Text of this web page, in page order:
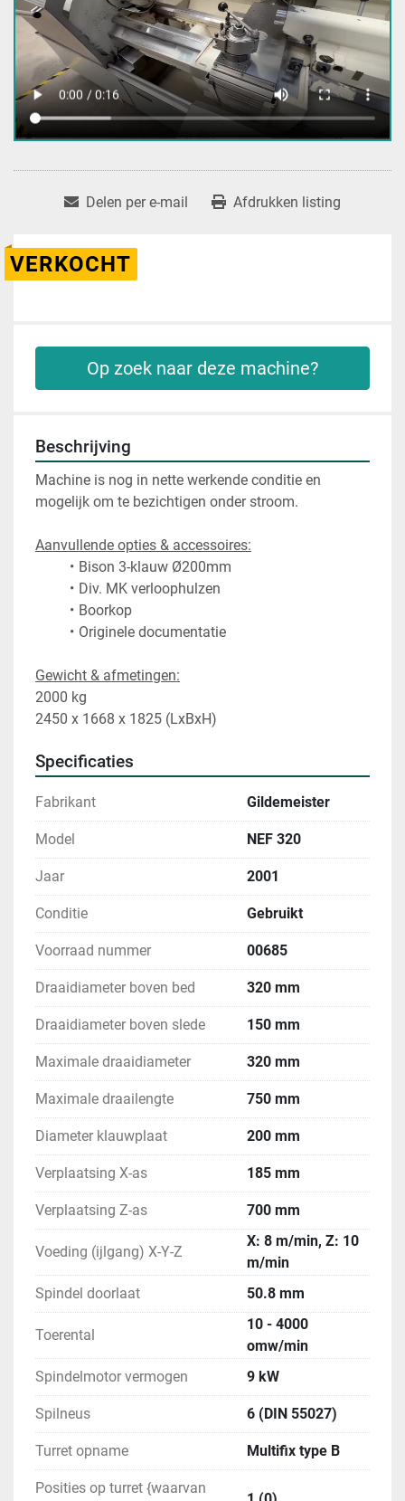
Delen per e-mail Afdrukken listing
VERKOCHT
Op zoek naar deze machine?
Beschrijving
Machine is nog in nette werkende conditie en
mogelijk om te bezichtigen onder stroom.
Aanvullende opties & accessoires:
Bison 3-klauw Ø200mm
Div. MK verloophulzen
Boorkop
Originele documentatie
Gewicht & afmetingen:
2000 kg
2450 x 1668 x 1825 (LxBxH)
Specificaties
Fabrikant Gildemeister
Model NEF 320
Jaar 2001
Conditie Gebruikt
Voorraad nummer 00685
Draaidiameter boven bed 320 mm
Draaidiameter boven slede 150 mm
Maximale draaidiameter 320 mm
Maximale draailengte 750 mm
Diameter klauwplaat 200 mm
Verplaatsing X-as 185 mm
Verplaatsing Z-as 700 mm
Voeding (ijlgang) X-Y-Z
X: 8 m/min, Z: 10
m/min
Spindel doorlaat
50.8 mm
Toerental
10 - 4000
omw/min
Spindelmotor vermogen
9 kW
Spilneus 6 (DIN 55027)
Turret opname Multifix type B
Posities op turret {waarvan